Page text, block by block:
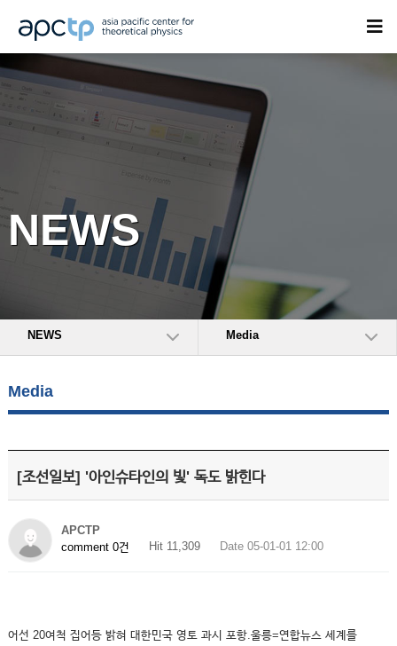
NEWS
NEWS Media
Media
[조선일보] '아인슈타인의 빛' 독도 밝힌다
APCTP
comment 0건
Hit 11,309 Date 05-01-01 12:00
어선 20여척 집어등 밝혀 대한민국 영토 과시 포항.울릉=연합뉴스 세계를